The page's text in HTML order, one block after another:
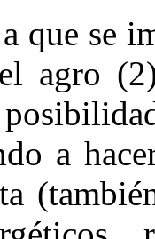
que se
el agro
a